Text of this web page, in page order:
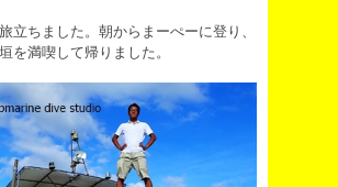
立ちました。朝からまーぺーに登り、
を満喫して帰りました。